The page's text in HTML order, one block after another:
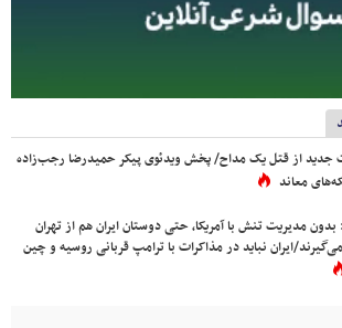
جدید از قتل یک مداح/ پخش ویدئوی پیکر حمیدرضا رجب‌زاده
معاند
مدیریت تنش با آمریکا، حتی دوستان ایران هم از تهران
ایران نباید در مذاکرات با ترامپ قربانی روسیه و چین